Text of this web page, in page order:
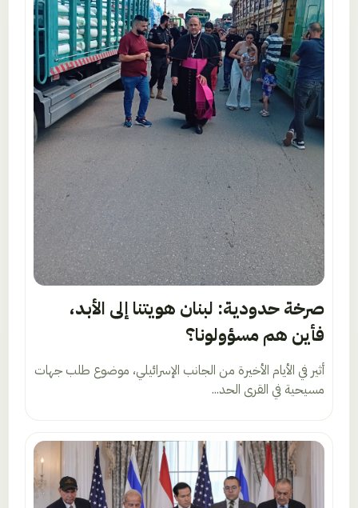
صرخة حدودية: لبنان هويتنا إلى الأبد،
فأين هم مسؤولونا؟
أثير في الأيام الأخيرة من الجانب الإسرائيلي، موضوع طلب جهات
مسيحية في القرى الحد...